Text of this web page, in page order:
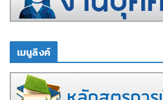
เมนูลิงค์